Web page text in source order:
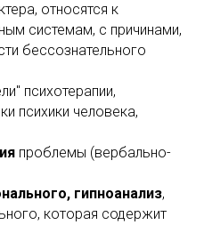
относятся к
системам, с причинами,
бессознательного
психотерапии,
психики человека,
проблемы (вербально-
гипноанализ,
которая содержит